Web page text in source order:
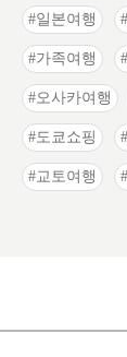
일본여행
가족여행
오사카여행
도쿄쇼핑
교토여행